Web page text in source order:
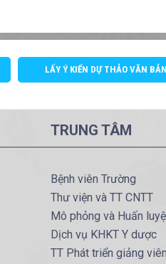
LẤY Ý KIẾN DỰ THẢO VĂN
TRUNG TÂM
Bệnh viên Trường
Thư viện và TT CNTT
Mô phỏng và Huấn
Dịch vụ KHKT Y dược
TT Phát triển giảng